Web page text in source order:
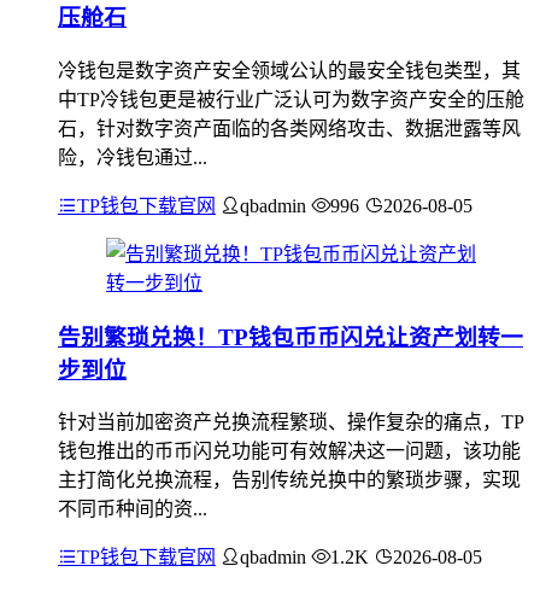
压舱石
冷钱包是数字资产安全领域公认的最安全钱包类型，其
中TP冷钱包更是被行业广泛认可为数字资产安全的压舱
石，针对数字资产面临的各类网络攻击、数据泄露等风
险，冷钱包通过...
TP钱包下载官网 qbadmin 996 2026-08-05
告别繁琐兑换！TP钱包币币闪兑让资产划转一
步到位
针对当前加密资产兑换流程繁琐、操作复杂的痛点，TP
钱包推出的币币闪兑功能可有效解决这一问题，该功能
主打简化兑换流程，告别传统兑换中的繁琐步骤，实现
不同币种间的资...
TP钱包下载官网 qbadmin 1.2K 2026-08-05